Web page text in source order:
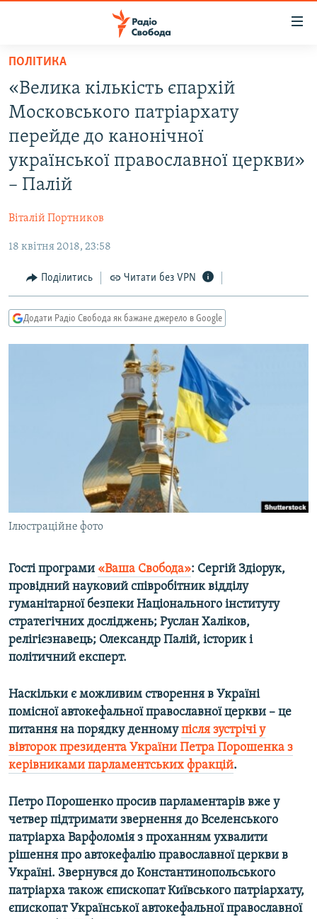
Перейти
основного
матеріалу
до
основної
навігації
до
ПОЛІТИКА
ЕКОНОМІКА
УКРАЇНА
РОСІЙСЬКА «ФІЛЬТРАЦІЯ»
КРИМ.РЕАЛІЇ
ТИ ЯК?
СХЕМИ
МУЛЬТИМЕДІА
КТАТ
Усі сайти RFE/RL
ПОЛІТИКА
«Велика кількість єпархій
Московського патріархату
перейде до канонічної
української православної церкви»
– Палій
Віталій Портников
18 квітня 2018, 23:58
Поділитись Читати без VPN
Додати Радіо Свобода як бажане джерело в Google
Ілюстраційне фото
Гості програми «Ваша Свобода»: Сергій Здіорук,
провідний науковий співробітник відділу
гуманітарної безпеки Національного інституту
стратегічних досліджень; Руслан Халіков,
релігієзнавець; Олександр Палій, історик і
політичний експерт.
Наскільки є можливим створення в Україні
помісної автокефальної православної церкви – це
питання на порядку денномупісля зустрічі у
вівторок президента України Петра Порошенка з
керівниками парламентських фракцій.
Петро Порошенко просив парламентарів вже у
четвер підтримати звернення до Вселенського
патріарха Варфоломія з проханням ухвалити
рішення про автокефалію православної церкви в
Україні. Звернувся до Константинопольського
патріарха також єпископат Київського патріархату,
єпископат Української автокефальної православної